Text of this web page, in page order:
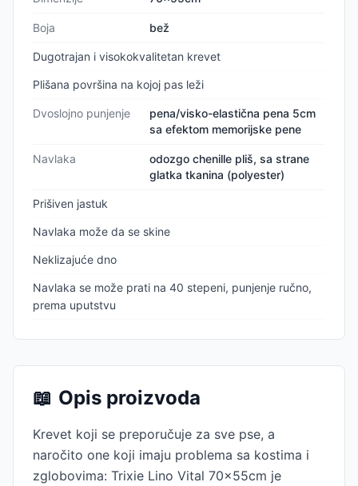
Boja bež
Dugotrajan i visokokvalitetan krevet
Plišana površina na kojoj pas leži
Dvoslojno punjenje
pena/visko-elastična pena 5cm
sa efektom memorijske pene
Navlaka
odozgo chenille pliš, sa strane
glatka tkanina (polyester)
Prišiven jastuk
Navlaka može da se skine
Neklizajuće dno
Navlaka se može prati na 40 stepeni, punjenje ručno,
prema uputstvu
📖 Opis proizvoda
Krevet koji se preporučuje za sve pse, a
naročito one koji imaju problema sa kostima i
zglobovima: Trixie Lino Vital 70x55cm je